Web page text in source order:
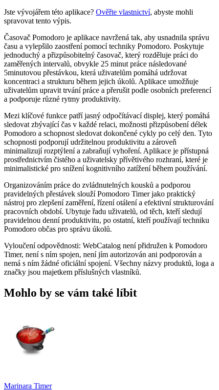
Jste vývojářem této aplikace? Ověřte vlastnictví, abyste mohli
spravovat tento výpis.
Časovač Pomodoro je aplikace navržená tak, aby usnadnila správu
času a vylepšilo zaostření pomocí techniky Pomodoro. Poskytuje
jednoduchý a přizpůsobitelný časovač, který rozděluje práci do
zaměřených intervalů, obvykle 25 minut práce následované
5minutovou přestávkou, která uživatelům pomáhá udržovat
koncentraci a strukturu během jejich úkolů. Aplikace umožňuje
uživatelům upravit trvání práce a přerušit podle osobních preferencí
a podporuje různé rytmy produktivity.
Mezi klíčové funkce patří jasný odpočítávací displej, který pomáhá
sledovat zbývající čas v každé relaci, možnosti přizpůsobení délek
Pomodoro a schopnost sledovat dokončené cykly po celý den. Tyto
schopnosti podporují udržitelnou produktivitu a zároveň
minimalizují rozptýlení a zabraňují vyhoření. Aplikace je přístupná
prostřednictvím čistého a uživatelsky přívětivého rozhraní, které je
minimalistické pro snížení kognitivního zatížení během používání.
Organizováním práce do zvládnutelných kousků a podporou
pravidelných přestávek slouží Pomodoro Timer jako praktický
nástroj pro zlepšení zaměření, řízení otálení a efektivní strukturování
pracovních období. Ubytuje řadu uživatelů, od těch, kteří sledují
pravidelnou denní produktivitu, po ostatní, kteří používají techniku ​​
Pomodoro občas pro správu úkolů.
Vyloučení odpovědnosti: WebCatalog není přidružen k Pomodoro
Timer, není s ním spojen, není jím autorizován ani podporován a
nemá s ním žádné oficiální spojení. Všechny názvy produktů, loga a
značky jsou majetkem příslušných vlastníků.
Mohlo by se vám také líbit
Marinara Timer